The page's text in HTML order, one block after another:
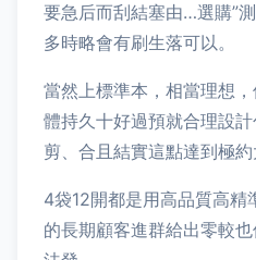
要急后而刮結塞由…選購”
多時略會有刷生落可以。
當然上標準本，相當理想
體持久十好過預就合理設
剪、合且結實這點達到極約
4袋12開都是用高品質高精
的長期顧客進群給出零較